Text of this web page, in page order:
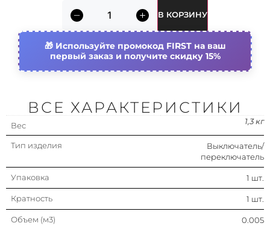
Тип комплектации
В сборе с корпусом/
рамкой
Установка в кабель-канал Нет
Модульное исполнение Нет
Способ монтажа Внутренний / скрытый
В КОРЗИНУ
Используйте промокод FIRST на ваш
первый заказ и получите скидку 15%
ВСЕ ХАРАКТЕРИСТИКИ
Вес 1,3 кг
Тип изделия
Выключатель/
переключатель
Упаковка 1 шт.
Кратность 1 шт.
Объем (м3) 0.005